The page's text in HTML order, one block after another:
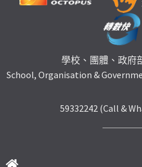
學校、團體、政府
School, Organisation &
59332242 (Call &